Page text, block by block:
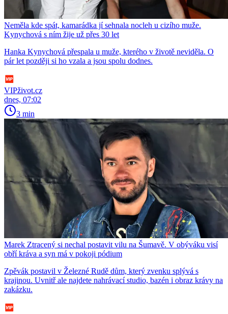
Neměla kde spát, kamarádka jí sehnala nocleh u cizího muže.
Kynychová s ním žije už přes 30 let
Hanka Kynychová přespala u muže, kterého v životě neviděla. O
pár let později si ho vzala a jsou spolu dodnes.
VIPživot.cz
dnes, 07:02
3 min
Marek Ztracený si nechal postavit vilu na Šumavě. V obýváku visí
obří kráva a syn má v pokoji pódium
Zpěvák postavil v Železné Rudě dům, který zvenku splývá s
krajinou. Uvnitř ale najdete nahrávací studio, bazén i obraz krávy na
zakázku.